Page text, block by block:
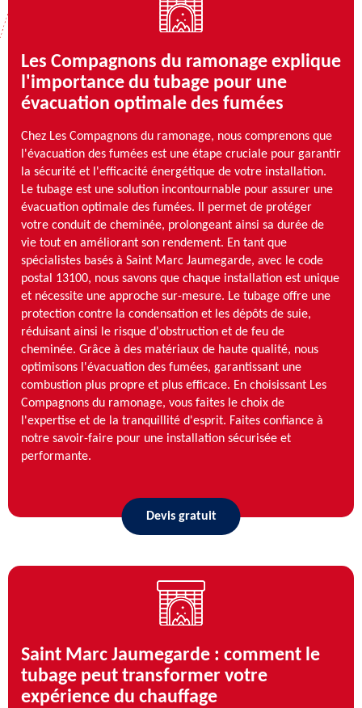
Les Compagnons du ramonage explique
l'importance du tubage pour une
évacuation optimale des fumées
Chez Les Compagnons du ramonage, nous comprenons que
l'évacuation des fumées est une étape cruciale pour garantir
la sécurité et l'efficacité énergétique de votre installation.
Le tubage est une solution incontournable pour assurer une
évacuation optimale des fumées. Il permet de protéger
votre conduit de cheminée, prolongeant ainsi sa durée de
vie tout en améliorant son rendement. En tant que
spécialistes basés à Saint Marc Jaumegarde, avec le code
postal 13100, nous savons que chaque installation est unique
et nécessite une approche sur-mesure. Le tubage offre une
protection contre la condensation et les dépôts de suie,
réduisant ainsi le risque d'obstruction et de feu de
cheminée. Grâce à des matériaux de haute qualité, nous
optimisons l'évacuation des fumées, garantissant une
combustion plus propre et plus efficace. En choisissant Les
Compagnons du ramonage, vous faites le choix de
l'expertise et de la tranquillité d'esprit. Faites confiance à
notre savoir-faire pour une installation sécurisée et
performante.
Devis gratuit
Saint Marc Jaumegarde : comment le
tubage peut transformer votre
expérience du chauffage